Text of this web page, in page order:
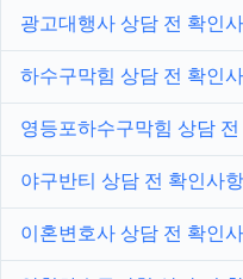
광고대행사 상담 전 확인
하수구막힘 상담 전 확인
영등포하수구막힘 상담 전
야구반티 상담 전 확인사
이혼변호사 상담 전 확인